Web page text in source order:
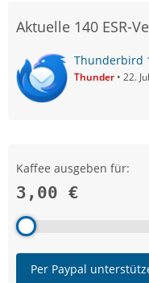
Aktuelle 140 ESR-
Thunderbird
Thunder 22.
Kaffee ausgeben für:
3,00 €
Per Paypal